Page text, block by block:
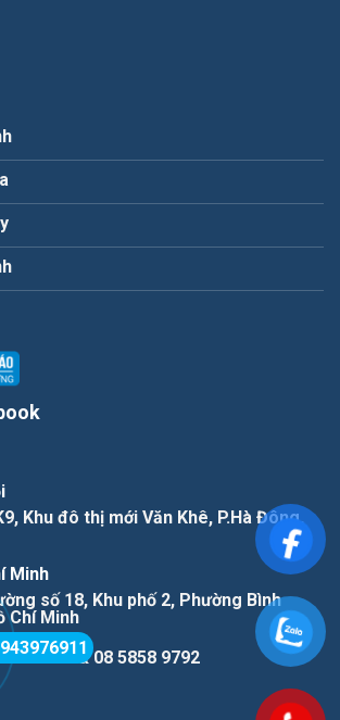
Khu đô thị mới Văn Khê, P.Hà Đông,
Minh
số 18, Khu phố 2, Phường Bình
Chí Minh
& 08 5858 9792